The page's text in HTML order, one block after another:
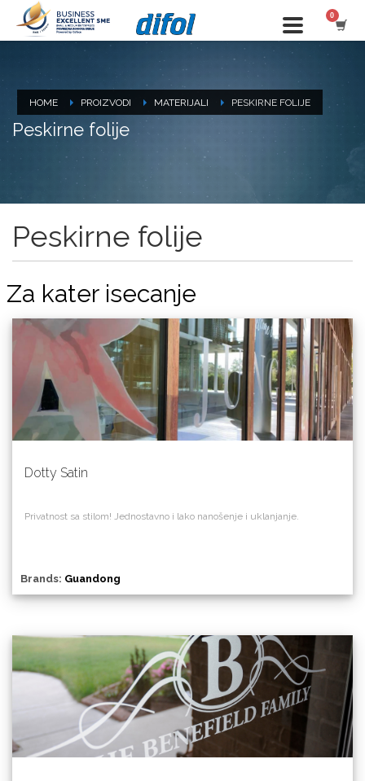
HOME PROIZVODI MATERIJALI PESKIRNE FOLIJE
Peskirne folije
Peskirne folije
Za kater isecanje
Dotty Satin
Privatnost sa stilom! Jednostavno i lako nanošenje i uklanjanje.
Brands: Guandong